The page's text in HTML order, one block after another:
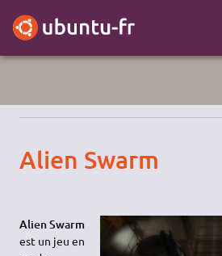
Alien Swarm
Alien Swarm
est un jeu en